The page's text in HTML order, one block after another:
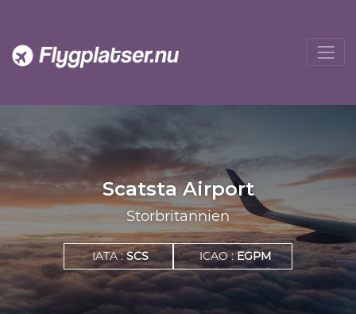
Scatsta Airport
Storbritannien
IATA :SCS ICAO :EGPM